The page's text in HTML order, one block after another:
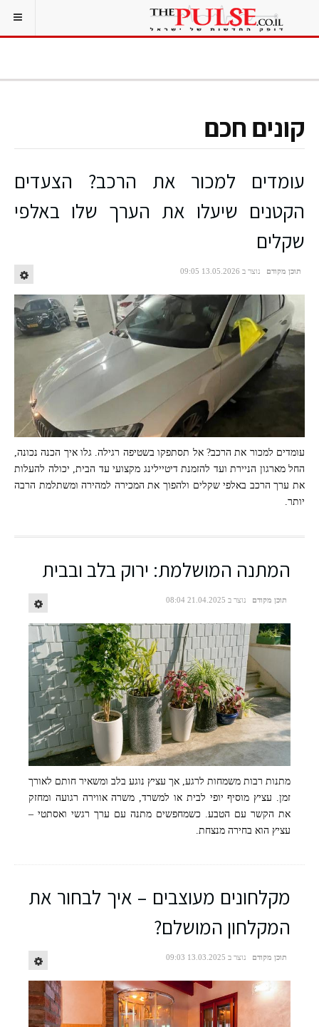
קונים חכם
עומדים למכור את הרכב? הצעדים
הקטנים שיעלו את הערך שלו באלפי
שקלים
תוכן מקודם נוצר ב 13.05.2026 09:05
עומדים למכור את הרכב? אל תסתפקו בשטיפה רגילה. גלו איך הכנה נכונה,
החל מארגון הניירת ועד להזמנת דיטיילינג מקצועי עד הבית, יכולה להעלות
את ערך הרכב באלפי שקלים ולהפוך את המכירה למהירה ומשתלמת הרבה
יותר.
המתנה המושלמת: ירוק בלב ובבית
תוכן מקודם נוצר ב 21.04.2025 08:04
מתנות רבות משמחות לרגע, אך עציץ נוגע בלב ומשאיר חותם לאורך
זמן. עציץ מוסיף יופי לבית או למשרד, משרה אווירה רגועה ומחזק
את הקשר עם הטבע. כשמחפשים מתנה עם ערך רגשי ואסתטי –
עציץ הוא בחירה מנצחת.
מקלחונים מעוצבים – איך לבחור את
המקלחון המושלם?
תוכן מקודם נוצר ב 13.03.2025 09:03